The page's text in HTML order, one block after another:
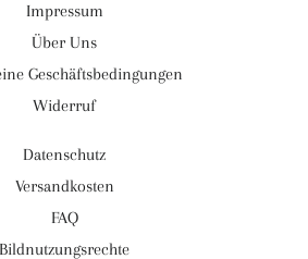
Impressum
Über Uns
Geschäftsbedingungen
Widerruf
Datenschutz
Versandkosten
FAQ
Bildnutzungsrechte